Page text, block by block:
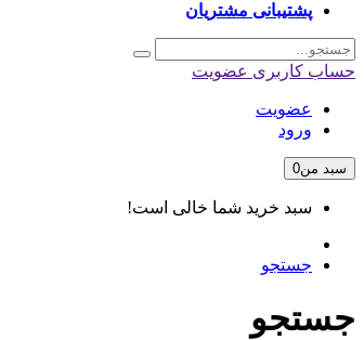
پشتیبانی مشتریان
حساب کاربری عضویت
عضویت
ورود
سبد من0
سبد خرید شما خالی است!
جستجو
جستجو